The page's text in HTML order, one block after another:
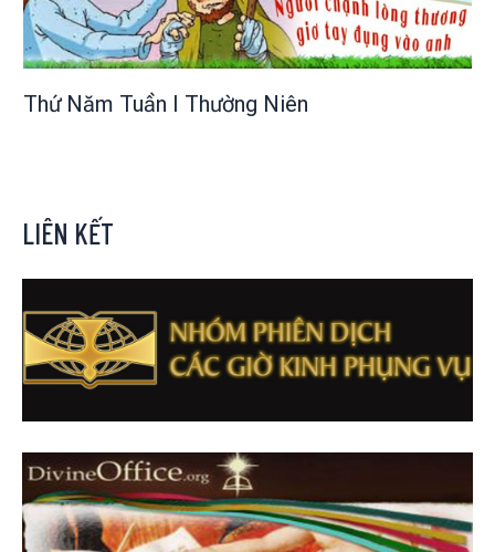
Thứ Năm Tuần I Thường Niên
LIÊN KẾT